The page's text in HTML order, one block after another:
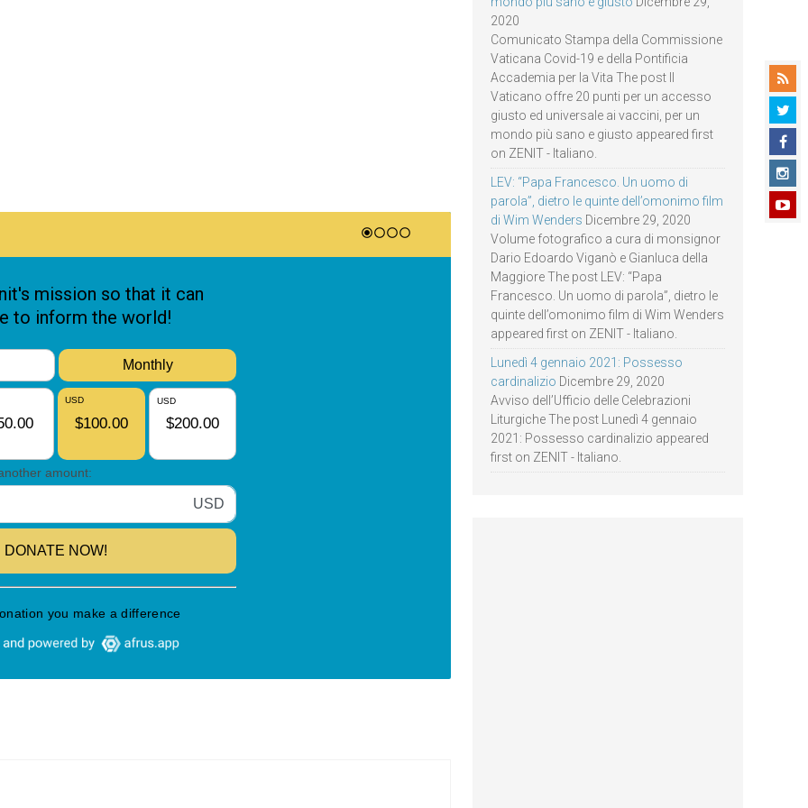
2020
Comunicato Stampa della Commissione
Vaticana Covid-19 e della Pontificia
Accademia per la Vita The post Il
Vaticano offre 20 punti per un accesso
giusto ed universale ai vaccini, per un
mondo più sano e giusto appeared first
on ZENIT - Italiano.
LEV: “Papa Francesco. Un uomo di
parola”, dietro le quinte dell’omonimo film
di Wim Wenders Dicembre 29, 2020
Volume fotografico a cura di monsignor
Dario Edoardo Viganò e Gianluca della
Maggiore The post LEV: “Papa
Francesco. Un uomo di parola”, dietro le
quinte dell’omonimo film di Wim Wenders
appeared first on ZENIT - Italiano.
Lunedì 4 gennaio 2021: Possesso
cardinalizio Dicembre 29, 2020
Avviso dell’Ufficio delle Celebrazioni
Liturgiche The post Lunedì 4 gennaio
2021: Possesso cardinalizio appeared
first on ZENIT - Italiano.